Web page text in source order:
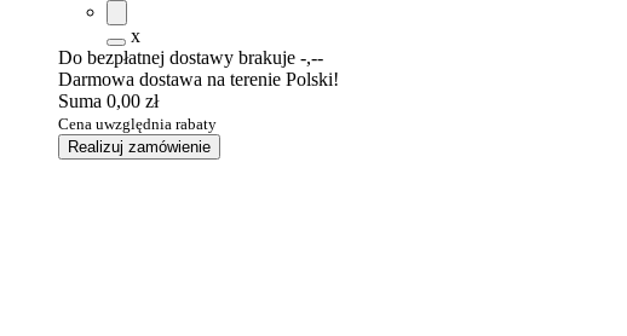
x
Do bezpłatnej dostawy brakuje -,--
Darmowa dostawa na terenie Polski!
Suma 0,00 zł
Cena uwzględnia rabaty
Realizuj zamówienie